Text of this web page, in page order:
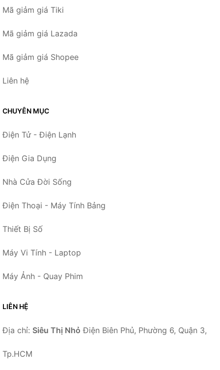
Mã giảm giá Tiki
Mã giảm giá Lazada
Mã giảm giá Shopee
Liên hệ
CHUYÊN MỤC
Điện Tử - Điện Lạnh
Điện Gia Dụng
Nhà Cửa Đời Sống
Điện Thoại - Máy Tính Bảng
Thiết Bị Số
Máy Vi Tính - Laptop
Máy Ảnh - Quay Phim
LIÊN HỆ
Địa chỉ: Siêu Thị Nhỏ Điện Biên Phủ, Phường 6, Quận 3,
Tp.HCM